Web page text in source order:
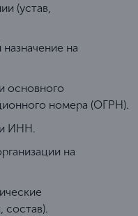
(устав,
на
основного
номера (ОГРН).
ИНН.
на
состав).